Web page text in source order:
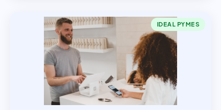
IDEAL PYMES